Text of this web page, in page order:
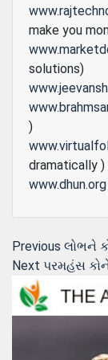
make you
solutions)
)
dramatically )
www.dhun.org
Post
Previous
post:
લોભને
Next Next
પરમહંસ